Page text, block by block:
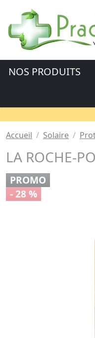
NOS PRODUITS
Accueil Solaire
LA ROCHE-
PROMO
- 28 %